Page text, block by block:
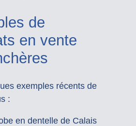
de
en vente
exemples récents de
:
en dentelle de Calais